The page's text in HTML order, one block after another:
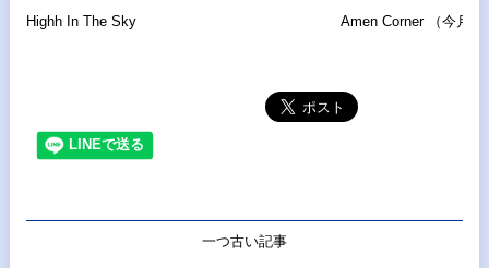
Highh In The Sky
Amen Corner （今月の
一つ古い記事